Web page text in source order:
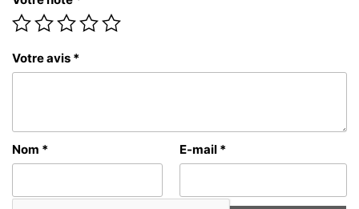
Votre avis *
Nom * E-mail *